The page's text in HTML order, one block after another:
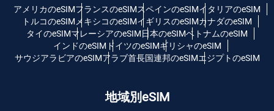
アメリカのeSIMフランスのeSIMスペインのeSIMイタリアのeSIM
トルコのeSIM メキシコのeSIMイギリスのeSIMカナダのeSIM
タイのeSIMマレーシアのeSIM日本のeSIMベトナムのeSIM
インドのeSIM ドイツのeSIMギリシャのeSIM
サウジアラビアのeSIMアラブ首長国連邦のeSIMエジプトのeSIM
地域別eSIM